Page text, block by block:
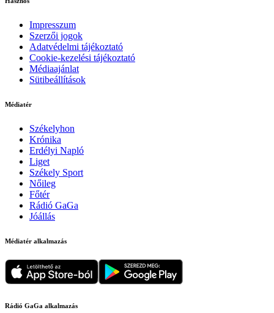
Impresszum
Szerzői jogok
Adatvédelmi tájékoztató
Cookie-kezelési tájékoztató
Médiaajánlat
Sütibeállítások
Médiatér
Székelyhon
Krónika
Erdélyi Napló
Liget
Székely Sport
Nőileg
Főtér
Rádió GaGa
Jóállás
Médiatér alkalmazás
Rádió GaGa alkalmazás